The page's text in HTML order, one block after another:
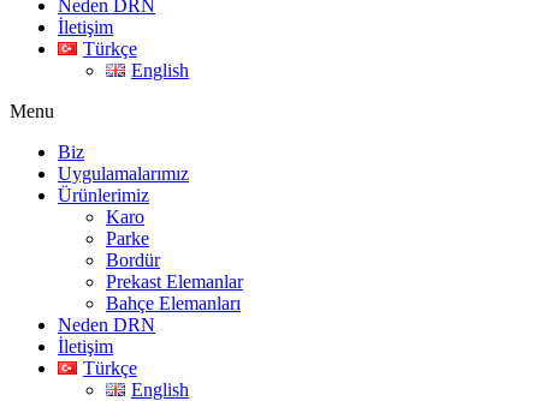
Neden DRN
İletişim
Türkçe
English
Menu
Biz
Uygulamalarımız
Ürünlerimiz
Karo
Parke
Bordür
Prekast Elemanlar
Bahçe Elemanları
Neden DRN
İletişim
Türkçe
English